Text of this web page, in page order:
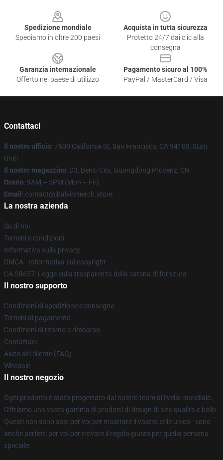
Spedizione mondiale
Spediamo in oltre 200 paesi
Acquista in tutta sicurezza
Protetto 24/7 dai clic alla
consegna
Garanzia internazionale
Offerto nel paese di utilizzo
Pagamento sicuro al 100%
PayPal / MasterCard / Visa
Contattaci
Il nostro ufficio: 7600 California St, San Francisco, CA 94108, Stati
Uniti
Il nostro magazzino: D3, Benxi City, Guangdong Provënz, CN
Orario: 9AM – 5PM (Mon – Fri)
Email : contact@jbalvinmerch.store
La nostra azienda
Su di noi
Termini e condizioni
Informativa sulla privacy
DMCA - Informativa sul copyright
CA SB657: Legge sulla trasparenza della catena di fornitura
Il nostro supporto
Condizioni di spedizione e consegna
Termini di pagamento
Condizioni di ritorno e rimborso
Contattaci
Aiuto del cliente (FAQ)
Whosale
Il nostro negozio
Ogni prodotto è stato progettato dal nostro team di livello mondiale.
Offriamo una vasta gamma di prodotti di design di alta qualità e bello.
Questi non sono solo per voi per mostrare il vostro stile unico - sono
anche perfetti per voi per trovare il regalo giusto per quella persona
speciale.